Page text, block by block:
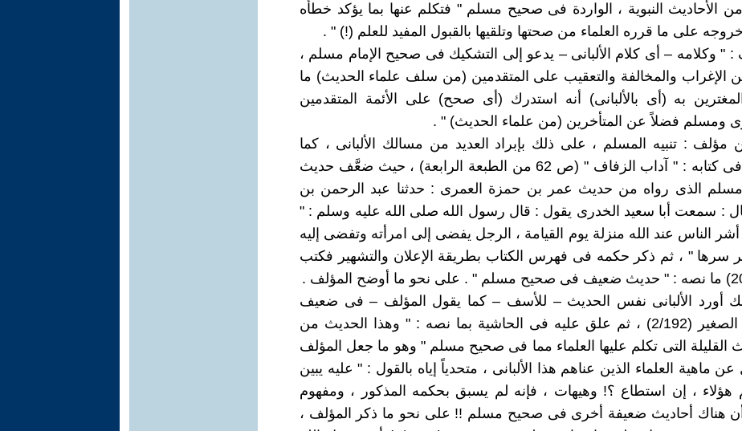
من الأحاديث النبوية ، الواردة فى صحيح مسلم " فتكلم عنها بما يؤكد خطأه
على ما قرره العلماء من صحتها وتلقيها بالقبول المفيد للعلم (!) " .
" وكلامه – أى كلام الألبانى – يدعو إلى التشكيك فى صحيح الإمام مسلم ،
الإغراب والمخالفة والتعقيب على المتقدمين (من سلف علماء الحديث) ما
به (أى بالألبانى) أنه استدرك (أى صحح) على الأئمة المتقدمين
ومسلم فضلاً عن المتأخرين (من علماء الحديث) " .
مؤلف : تنبيه المسلم ، على ذلك بإبراد العديد من مسالك الألبانى ، كما
وردت فى كتابه : " آداب الزفاف " (ص 62 من الطبعة الرابعة) ، حيث ضعَّف حديث
مسلم الذى رواه من حديث عمر بن حمزة العمرى : حدثنا عبد الرحمن بن
: سمعت أبا سعيد الخدرى يقول : قال رسول الله صلى الله عليه وسلم : "
الناس عند الله منزلة يوم القيامة ، الرجل يفضى إلى امرأته وتفضى إليه
سرها " ، ثم ذكر حكمه فى فهرس الكتاب بطريقة الإعلان والتشهير فكتب
أورد الألبانى نفس الحديث – للأسف – كما يقول المؤلف – فى ضعيف
الجامع الصغير (2/192) ، ثم علق عليه فى الحاشية بما نصه : " وهذا الحديث من
القليلة التى تكلم عليها العلماء مما فى صحيح مسلم " وهو ما جعل المؤلف
ماهية العلماء الذين عناهم هذا الألبانى ، متحدياً إياه بالقول : " عليه يبين
، إن استطاع ؟! وهيهات ، فإنه لم يسبق بحكمه المذكور ، ومفهوم
هناك أحاديث ضعيفة أخرى فى صحيح مسلم !! على نحو ما ذكر المؤلف ،